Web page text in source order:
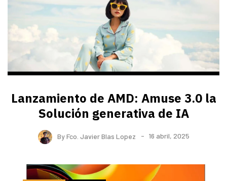
Lanzamiento de AMD: Amuse 3.0 la
Solución generativa de IA
ByFco. Javier Blas Lopez 16 abril, 2025